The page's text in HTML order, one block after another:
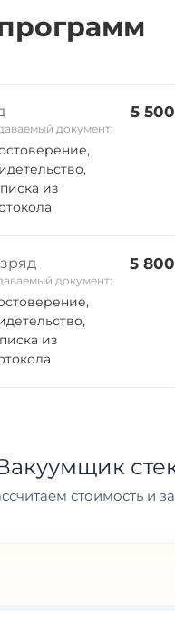
документ:
из
5
документ:
из
5
стоимость и